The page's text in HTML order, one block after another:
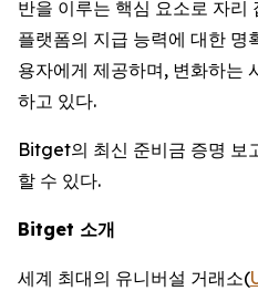
반을 이루는 핵심 요소로 자리
플랫폼의 지급 능력에 대한 명
용자에게 제공하며, 변화하는
하고 있다.
Bitget의 최신 준비금 증명 보
할 수 있다.
Bitget 소개
세계 최대의 유니버설 거래소(